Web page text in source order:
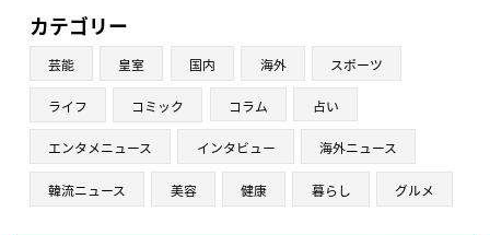
カテゴリー
芸能 皇室 国内 海外 スポーツ
ライフ コミック コラム 占い
エンタメニュース インタビュー 海外ニュース
韓流ニュース 美容 健康 暮らし グルメ